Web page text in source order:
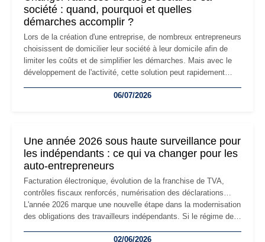
société : quand, pourquoi et quelles
démarches accomplir ?
Lors de la création d'une entreprise, de nombreux entrepreneurs
choisissent de domicilier leur société à leur domicile afin de
limiter les coûts et de simplifier les démarches. Mais avec le
développement de l'activité, cette solution peut rapidement
professionnels, recrutement, image de marque… Le
06/07/2026
Une année 2026 sous haute surveillance pour
les indépendants : ce qui va changer pour les
auto-entrepreneurs
Facturation électronique, évolution de la franchise de TVA,
contrôles fiscaux renforcés, numérisation des déclarations…
L'année 2026 marque une nouvelle étape dans la modernisation
des obligations des travailleurs indépendants. Si le régime de
les auto-entrepreneurs devront s'adapter à un environnement
02/06/2026